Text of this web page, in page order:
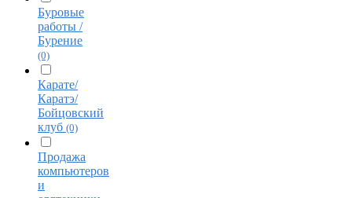
Буровые
работы /
Бурение
(0)
Карате/
Каратэ/
Бойцовский
клуб (0)
Продажа
компьютеров
и